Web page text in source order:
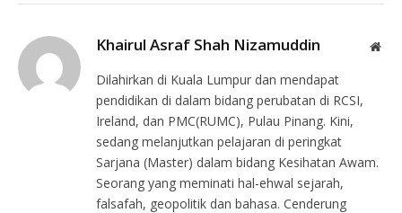
Khairul Asraf Shah Nizamuddin
Dilahirkan di Kuala Lumpur dan mendapat
pendidikan di dalam bidang perubatan di RCSI,
Ireland, dan PMC(RUMC), Pulau Pinang. Kini,
sedang melanjutkan pelajaran di peringkat
Sarjana (Master) dalam bidang Kesihatan Awam.
Seorang yang meminati hal-ehwal sejarah,
falsafah, geopolitik dan bahasa. Cenderung